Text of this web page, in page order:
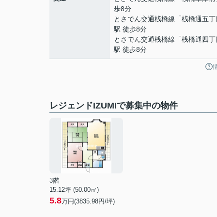
歩8分
とさでん交通桟橋線 「桟橋通五丁
駅 徒歩8分
とさでん交通桟橋線 「桟橋通四丁
駅 徒歩8分
レジェンドIZUMIで募集中の物件
3階
15.12坪 (50.00㎡)
5.8万円(3835.98円/坪)